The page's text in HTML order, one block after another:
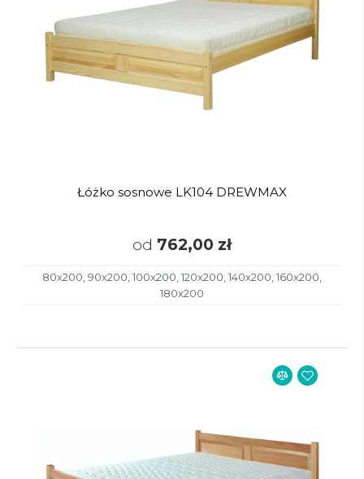
Łóżko sosnowe LK104 DREWMAX
od 762,00 zł
80x200, 90x200, 100x200, 120x200, 140x200, 160x200,
180x200